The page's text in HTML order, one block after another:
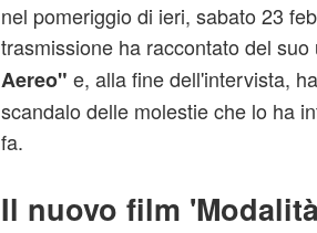
nel pomeriggio di ieri, sabato 23
trasmissione ha raccontato del suo
Aereo" e, alla fine dell'intervista,
scandalo delle molestie che lo ha
fa.
Il nuovo film